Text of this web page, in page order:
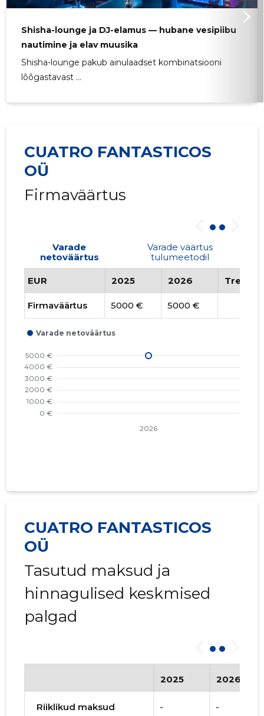
Shisha-lounge ja DJ-elamus — hubane vesipiibu
nautimine ja elav muusika
Shisha-lounge pakub ainulaadset kombinatsiooni
lõõgastavast ...
CUATRO FANTASTICOS
OÜ
Firmaväärtus
Varade
netoväärtus
Varade väärtus
tulumeetodil
EUR 2025 2026 Trend
Firmaväärtus 5000 € 5000 €
CUATRO FANTASTICOS
OÜ
Tasutud maksud ja
hinnagulised keskmised
palgad
2025 2026
Riiklikud maksud - -